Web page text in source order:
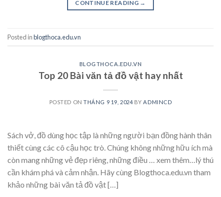
CONTINUE READING →
Posted inblogthoca.edu.vn
BLOGTHOCA.EDU.VN
Top 20 Bài văn tả đồ vật hay nhất
POSTED ONTHÁNG 9 19, 2024 BYADMINCD
Sách vở, đồ dùng học tập là những người bạn đồng hành thân
thiết cùng các cô cậu học trò. Chúng không những hữu ích mà
còn mang những vẻ đẹp riêng, những điều … xem thêm…lý thú
cần khám phá và cảm nhận. Hãy cùng Blogthoca.edu.vn tham
khảo những bài văn tả đồ vật […]